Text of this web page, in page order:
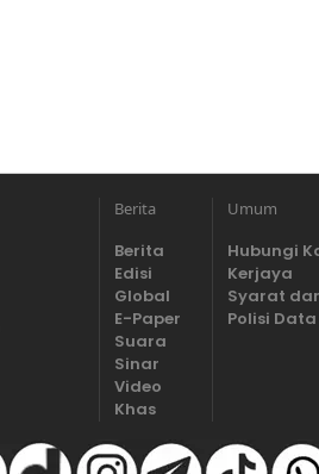
Berita
Berita
Edisi
Global
E-Paper
Suara
Sinar
Video
Khas
Umum
Hubungi
Kerjaya
Syarat
Polisi